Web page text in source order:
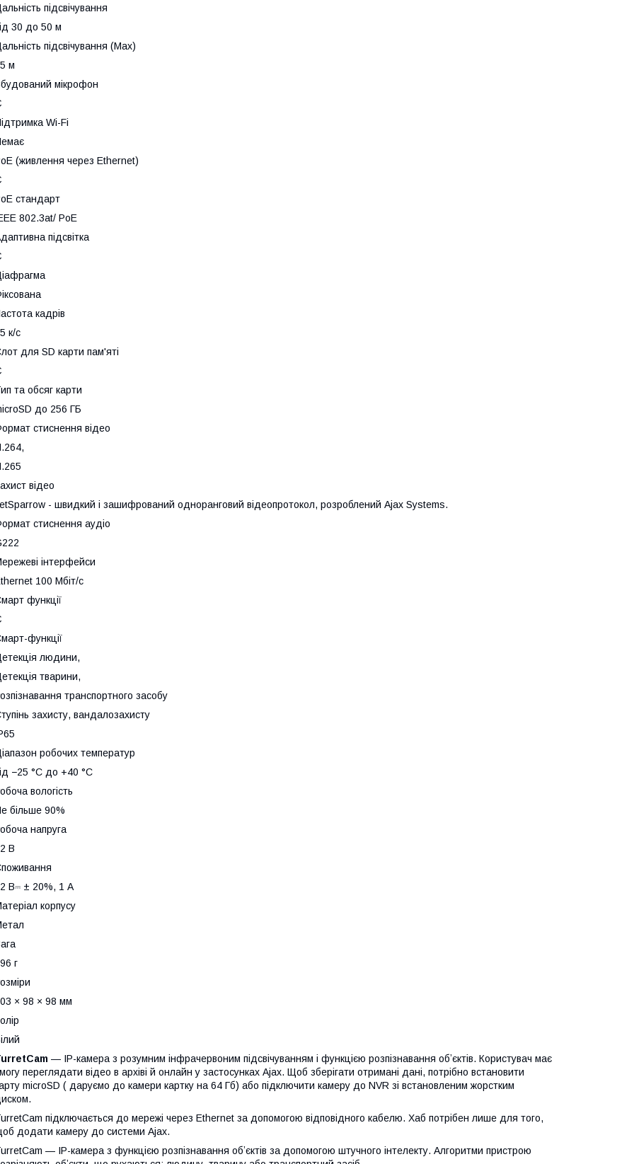
підсвічування
30 до 50 м
підсвічування (Max)
м
мікрофон
Wi-Fi
(живлення через Ethernet)
стандарт
802.3at/ PoE
підсвітка
кадрів
к/с
для SD карти пам'яті
та обсяг карти
до 256 ГБ
стиснення відео
,
відео
- швидкий і зашифрований одноранговий відеопротокол, розроблений Ajax Systems.
стиснення аудіо
інтерфейси
100 Мбіт/с
функції
функції
людини,
тварини,
транспортного засобу
захисту, вандалозахисту
робочих температур
−25 °C до +40 °C
вологість
більше 90%
напруга
В
В⎓ ± 20%, 1 А
корпусу
г
× 98 × 98 мм
— IP-камера з розумним інфрачервоним підсвічуванням і функцією розпізнавання обʼєктів. Користувач має
переглядати відео в архіві й онлайн у застосунках Ajax. Щоб зберігати отримані дані, потрібно встановити
microSD ( даруємо до камери картку на 64 Гб) або підключити камеру до NVR зі встановленим жорстким
підключається до мережі через Ethernet за допомогою відповідного кабелю. Хаб потрібен лише для того,
додати камеру до системи Ajax.
— IP-камера з функцією розпізнавання обʼєктів за допомогою штучного інтелекту. Алгоритми пристрою